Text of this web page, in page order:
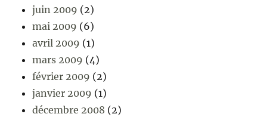
juin 2009 (2)
mai 2009 (6)
avril 2009 (1)
mars 2009 (4)
février 2009 (2)
janvier 2009 (1)
décembre 2008 (2)